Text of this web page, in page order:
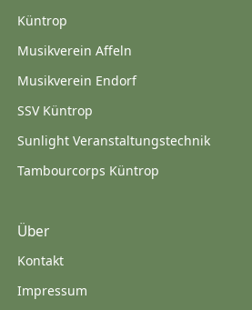
Küntrop
Musikverein Affeln
Musikverein Endorf
SSV Küntrop
Sunlight Veranstaltungstechnik
Tambourcorps Küntrop
Über
Kontakt
Impressum